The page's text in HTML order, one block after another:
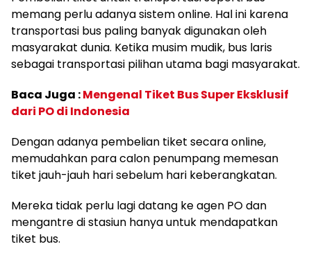
memang perlu adanya sistem online. Hal ini karena
transportasi bus paling banyak digunakan oleh
masyarakat dunia. Ketika musim mudik, bus laris
sebagai transportasi pilihan utama bagi masyarakat.
Baca Juga :Mengenal Tiket Bus Super Eksklusif
dari PO di Indonesia
Dengan adanya pembelian tiket secara online,
memudahkan para calon penumpang memesan
tiket jauh-jauh hari sebelum hari keberangkatan.
Mereka tidak perlu lagi datang ke agen PO dan
mengantre di stasiun hanya untuk mendapatkan
tiket bus.